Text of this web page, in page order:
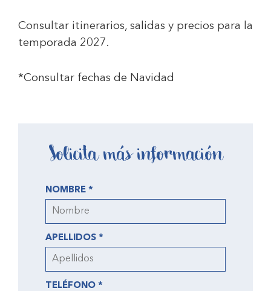
Consultar itinerarios, salidas y precios para la
temporada 2027.
*Consultar fechas de Navidad
Solicita más información
NOMBRE *
APELLIDOS *
TELÉFONO *